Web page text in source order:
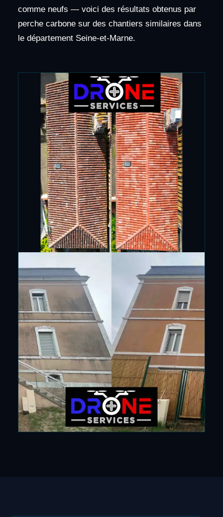
comme neufs — voici des résultats obtenus par
perche carbone sur des chantiers similaires dans
le département Seine-et-Marne.